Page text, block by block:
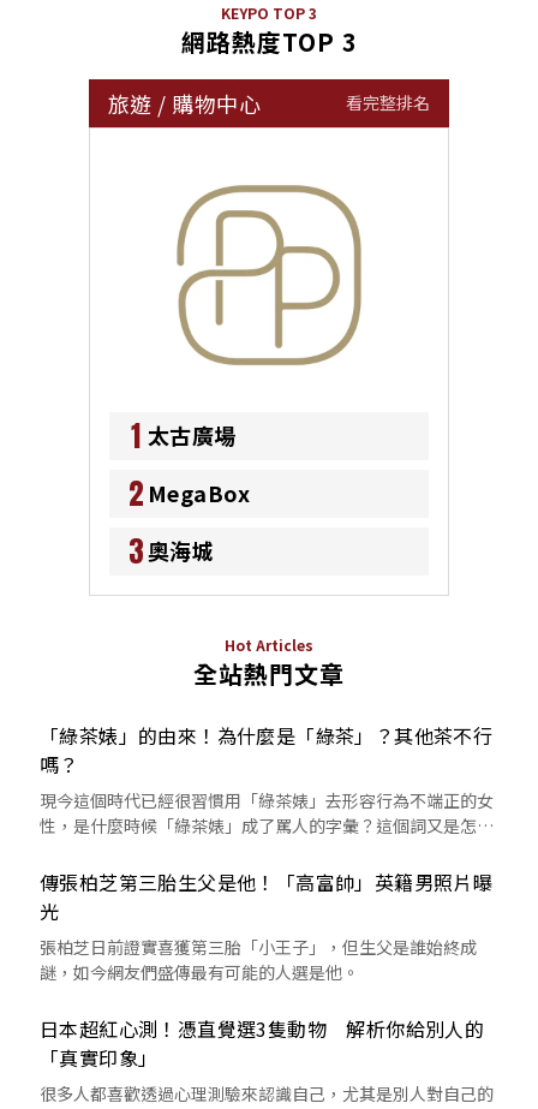
KEYPO TOP 3
網路熱度TOP 3
旅遊 / 購物中心 看完整排名
1 太古廣場
2 MegaBox
3奧海城
Hot Articles
全站熱門文章
「綠茶婊」的由來！為什麼是「綠茶」？其他茶不行
嗎？
現今這個時代已經很習慣用「綠茶婊」去形容行為不端正的女
性，是什麼時候「綠茶婊」成了罵人的字彙？這個詞又是怎麼
傳張柏芝第三胎生父是他！「高富帥」英籍男照片曝
光
張柏芝日前證實喜獲第三胎「小王子」，但生父是誰始終成
謎，如今網友們盛傳最有可能的人選是他。
日本超紅心測！憑直覺選3隻動物 解析你給別人的
「真實印象」
很多人都喜歡透過心理測驗來認識自己，尤其是別人對自己的